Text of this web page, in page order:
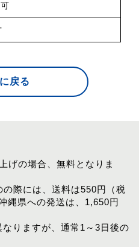
戻る
げの場合、無料となりま
際には、送料は550円（税
縄県への発送は、1,650円
りますが、通常1～3日後の